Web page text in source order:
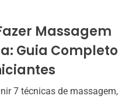
Massagem
Guia Completo
7 técnicas de massagem,